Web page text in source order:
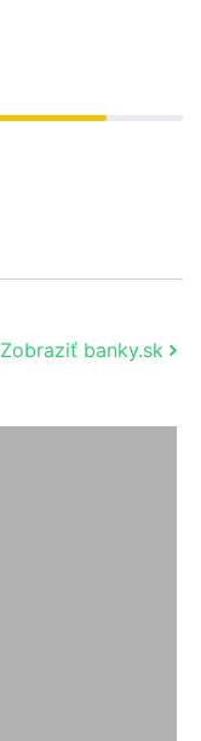
Zobraziť banky.sk